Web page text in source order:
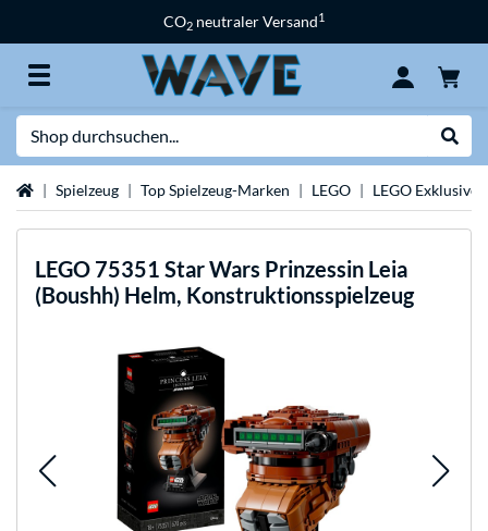
CO2 neutraler Versand1
StartseiteSpielzeug Top Spielzeug-Marken LEGO LEGO Exklusive
LEGO 75351 Star Wars Prinzessin Leia
(Boushh) Helm, Konstruktionsspielzeug